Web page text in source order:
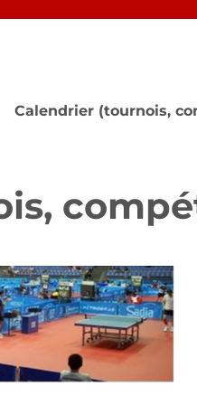
Calendrier (tournois,